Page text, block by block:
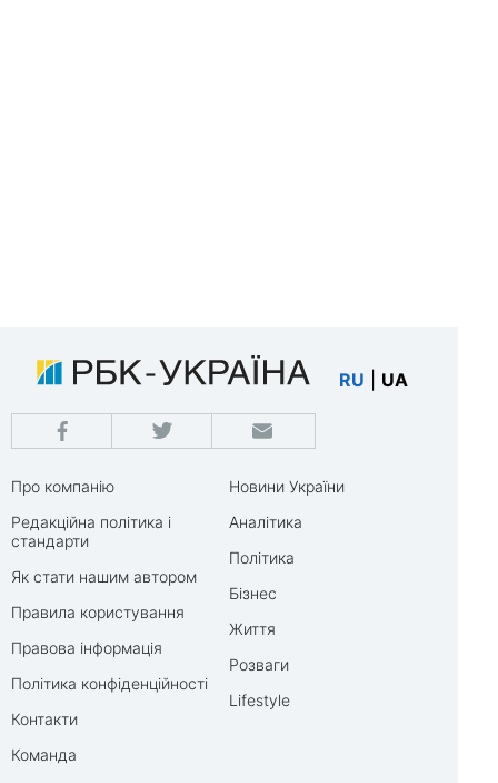
RU UA
Про компанію
Редакційна політика і
стандарти
Як стати нашим автором
Правила користування
Правова інформація
Політика конфіденційності
Контакти
Команда
Новини України
Аналітика
Політика
Бізнес
Життя
Розваги
Lifestyle